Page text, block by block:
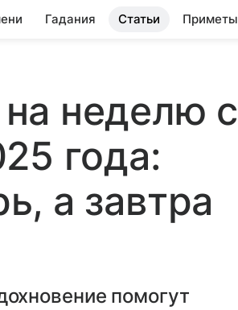
Гадания Статьи Приметы
неделю с
года:
а завтра
помогут